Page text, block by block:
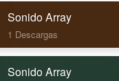
Sonido Array
1 Descargas
Sonido Array